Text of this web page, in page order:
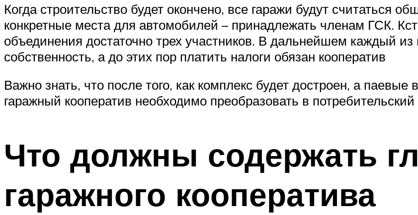
Когда строительство будет окончено, все гаражи будут считаться
конкретные места для автомобилей – принадлежать членам ГСК.
объединения достаточно трех участников. В дальнейшем каждый
собственность, а до этих пор платить налоги обязан кооператив
Важно знать, что после того, как комплекс будет достроен, а
гаражный кооператив необходимо преобразовать в потребительский
Что должны содержать
гаражного кооператива